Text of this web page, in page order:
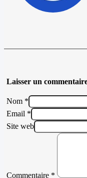
Laisser un
Nom *
Email *
Site web
Commentaire *